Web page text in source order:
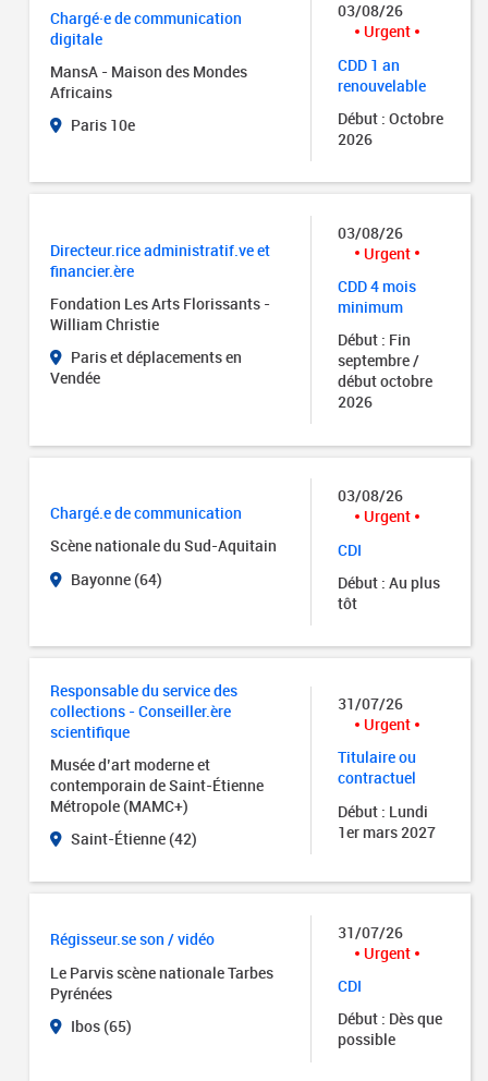
Chargé·e de communication
digitale
MansA - Maison des Mondes
Africains
Paris 10e
03/08/26
Urgent
CDD 1 an
renouvelable
Début : Octobre
2026
Directeur.rice administratif.ve et
financier.ère
Fondation Les Arts Florissants -
William Christie
Paris et déplacements en
Vendée
03/08/26
Urgent
CDD 4 mois
minimum
Début : Fin
septembre /
début octobre
2026
Chargé.e de communication
Scène nationale du Sud-Aquitain
Bayonne (64)
03/08/26
Urgent
CDI
Début : Au plus
tôt
Responsable du service des
collections - Conseiller.ère
scientifique
Musée d’art moderne et
contemporain de Saint-Étienne
Métropole (MAMC+)
Saint-Étienne (42)
31/07/26
Urgent
Titulaire ou
contractuel
Début : Lundi
1er mars 2027
Régisseur.se son / vidéo
Le Parvis scène nationale Tarbes
Pyrénées
Ibos (65)
31/07/26
Urgent
CDI
Début : Dès que
possible